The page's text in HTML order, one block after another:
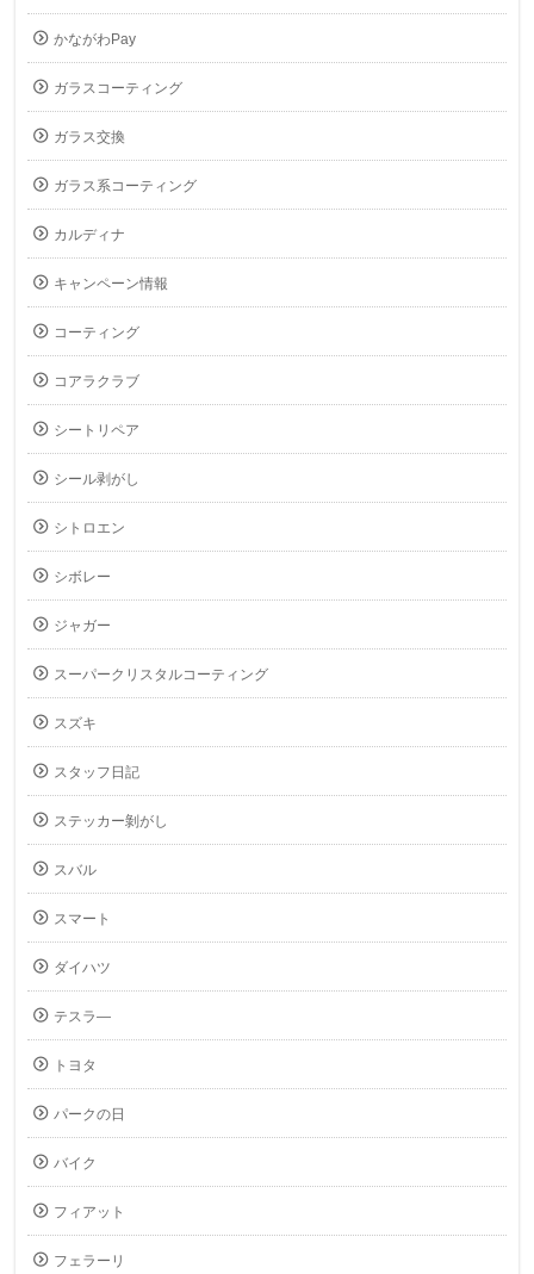
かながわPay
ガラスコーティング
ガラス交換
ガラス系コーティング
カルディナ
キャンペーン情報
コーティング
コアラクラブ
シートリペア
シール剥がし
シトロエン
シボレー
ジャガー
スーパークリスタルコーティング
スズキ
スタッフ日記
ステッカー剝がし
スバル
スマート
ダイハツ
テスラ―
トヨタ
パークの日
バイク
フィアット
フェラーリ